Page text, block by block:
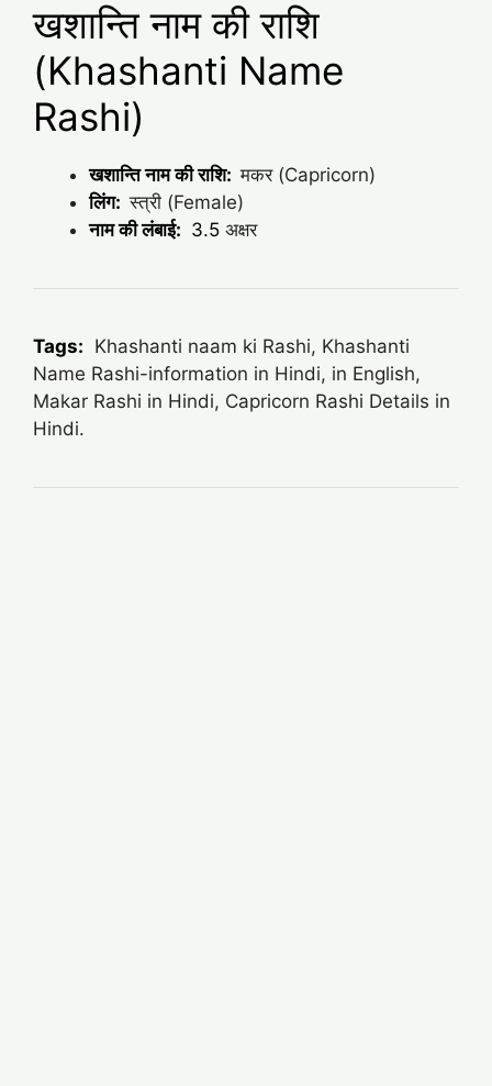
खशान्ति नाम की राशि
(Khashanti Name
Rashi)
खशान्ति नाम की राशि:मकर (Capricorn)
लिंग:स्त्री (Female)
नाम की लंबाई: 3.5 अक्षर
Tags: Khashanti naam ki Rashi, Khashanti
Name Rashi-information in Hindi, in English,
Makar Rashi in Hindi, Capricorn Rashi Details in
Hindi.